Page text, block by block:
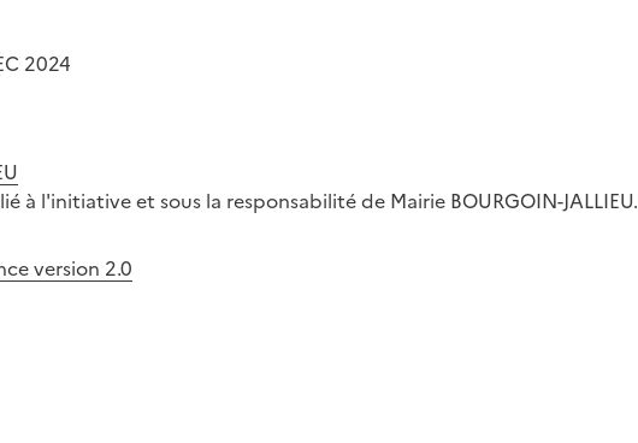
2024
à l'initiative et sous la responsabilité de Mairie BOURGOIN-JALLIEU.
version 2.0